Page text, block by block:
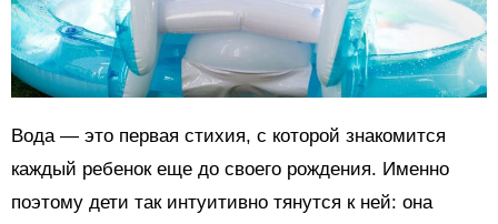
Вода — это первая стихия, с которой знакомится
каждый ребенок еще до своего рождения. Именно
поэтому дети так интуитивно тянутся к ней: она